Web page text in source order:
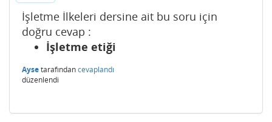
İşletme İlkeleri dersine ait bu soru için
doğru cevap :
İşletme etiği
Aysetarafındancevaplandı
düzenlendi